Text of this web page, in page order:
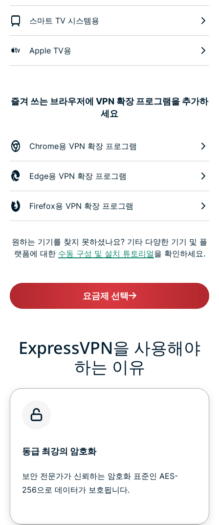
스마트 TV 시스템용
Apple TV용
즐겨 쓰는 브라우저에 VPN 확장 프로그램을 추가하
세요
Chrome용 VPN 확장 프로그램
Edge용 VPN 확장 프로그램
Firefox용 VPN 확장 프로그램
원하는 기기를 찾지 못하셨나요? 기타 다양한 기기 및 플
랫폼에 대한 수동 구성 및 설치 튜토리얼을 확인하세요.
요금제 선택
ExpressVPN을 사용해야
하는 이유
동급 최강의 암호화
보안 전문가가 신뢰하는 암호화 표준인 AES-
256으로 데이터가 보호됩니다.